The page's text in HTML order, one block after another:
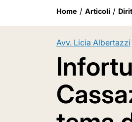
Home Articoli
Avv. Licia Albertazzi